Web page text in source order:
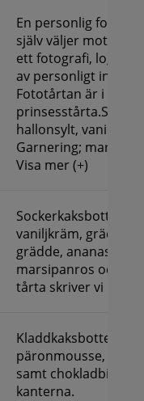
En personlig
själv väljer motiv,
ett fotografi, logga
av personligt
Fototårtan är i
hallonsylt,
Garnering;
Visa mer (+)
Sockerkaksbotten,
vaniljkräm, grädde.
grädde, ananas,
marsipanros och
tårta skriver vi inte
Kladdkaksbotten,
päronmousse,
samt chokladbitar
kanterna.